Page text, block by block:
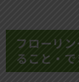
フローリ
ること・